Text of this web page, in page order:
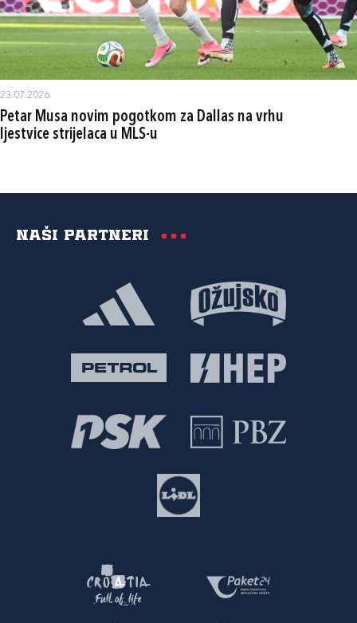
23.07.2026.
Petar Musa novim pogotkom za Dallas na vrhu
ljestvice strijelaca u MLS-u
Naši partneri